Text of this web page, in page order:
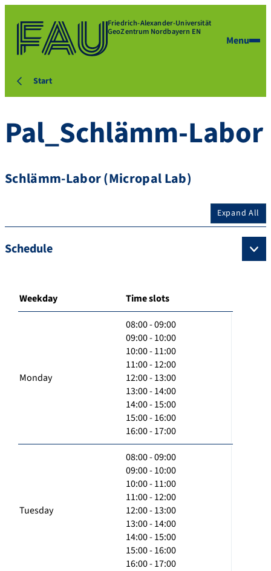
Friedrich-Alexander-Universität
GeoZentrum Nordbayern EN
Menu
Start
Pal_Schlämm-Labor
Schlämm-Labor (Micropal Lab)
Expand All
Schedule
Weekday Time slots
Monday
08:00 - 09:00
09:00 - 10:00
10:00 - 11:00
11:00 - 12:00
12:00 - 13:00
13:00 - 14:00
14:00 - 15:00
15:00 - 16:00
16:00 - 17:00
Tuesday
08:00 - 09:00
09:00 - 10:00
10:00 - 11:00
11:00 - 12:00
12:00 - 13:00
13:00 - 14:00
14:00 - 15:00
15:00 - 16:00
16:00 - 17:00